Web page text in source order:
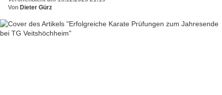
Von Dieter Gürz